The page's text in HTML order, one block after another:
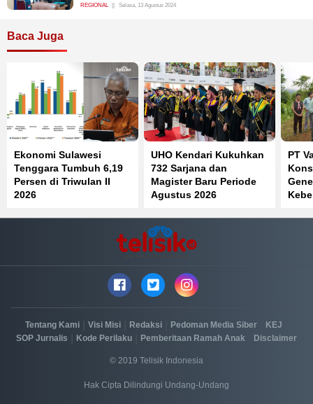
REGIONAL Selasa, 13 Agustus 2024
Baca Juga
Ekonomi Sulawesi
Tenggara Tumbuh 6,19
Persen di Triwulan II
2026
UHO Kendari Kukuhkan
732 Sarjana dan
Magister Baru Periode
Agustus 2026
PT
Tentang Kami Visi Misi Redaksi Pedoman Media Siber KEJ
SOP Jurnalis Kode Perilaku Pemberitaan Ramah Anak Disclaimer
© 2019 Telisik Indonesia
Hak Cipta Dilindungi Undang-Undang